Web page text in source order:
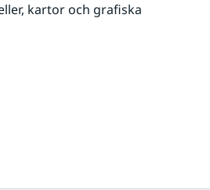
kartor och grafiska